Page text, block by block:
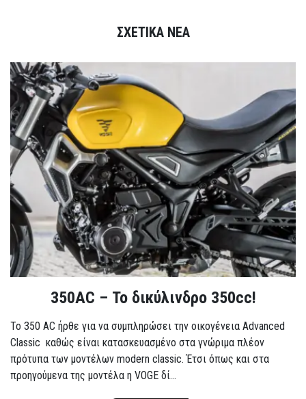
ΣΧΕΤΙΚΑ ΝΕΑ
350AC – Το δικύλινδρο 350cc!
To 350 AC ήρθε για να συμπληρώσει την οικογένεια Advanced
Classic καθώς είναι κατασκευασμένο στα γνώριμα πλέον
πρότυπα των μοντέλων modern classic. Έτσι όπως και στα
προηγούμενα της μοντέλα η VOGE δί...